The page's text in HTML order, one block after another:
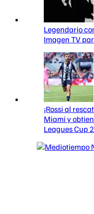
Legendario
Imagen TV
¡Rossi al
Miami y
Leagues Cup